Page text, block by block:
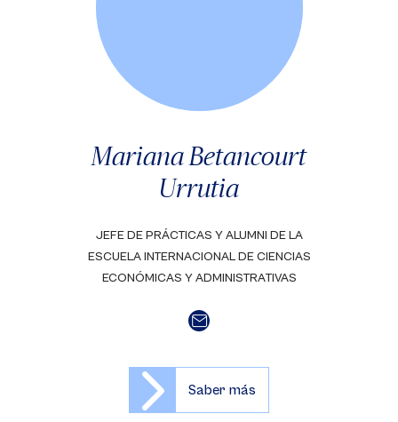
Mariana Betancourt
Urrutia
JEFE DE PRÁCTICAS Y ALUMNI DE LA
ESCUELA INTERNACIONAL DE CIENCIAS
ECONÓMICAS Y ADMINISTRATIVAS
Saber más